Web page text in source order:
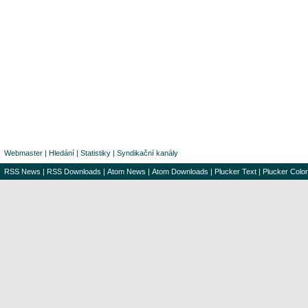
Webmaster | Hledání | Statistiky | Syndikační kanály
RSS News | RSS Downloads | Atom News | Atom Downloads | Plucker Text | Plucker Color